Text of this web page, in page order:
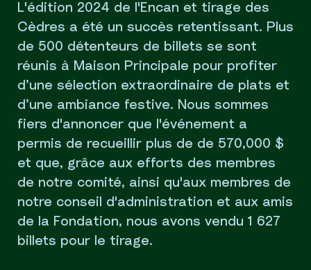
L'édition 2024 de l'Encan et tirage des
Cèdres a été un succès retentissant. Plus
de 500 détenteurs de billets se sont
réunis à Maison Principale pour profiter
d’une sélection extraordinaire de plats et
d’une ambiance festive. Nous sommes
fiers d'annoncer que l'événement a
permis de recueillir plus de de 570,000 $
et que, grâce aux efforts des membres
de notre comité, ainsi qu'aux membres de
notre conseil d'administration et aux amis
de la Fondation, nous avons vendu 1 627
billets pour le tirage.